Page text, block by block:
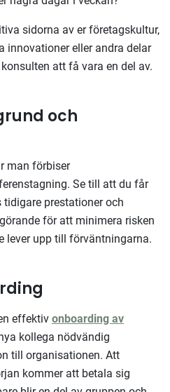
sidorna av er företagskultur,
innovationer eller andra delar
att få vara en del av.
och
man förbiser
Se till att du får
prestationer och
för att minimera risken
lever upp till förväntningarna.
effektiv onboarding av
kollega nödvändig
till organisationen. Att
kommer att betala sig